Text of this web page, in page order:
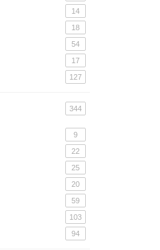
14
18
54
17
127
344
9
22
25
20
59
103
94